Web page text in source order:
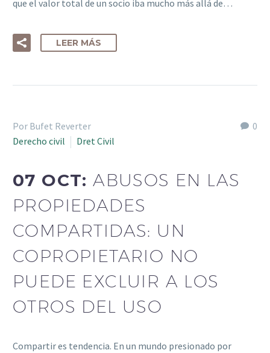
que el valor total de un socio iba mucho más allá de…
LEER MÁS
0
Por Bufet Reverter
Derecho civil
Dret Civil
07 OCT:ABUSOS EN LAS
PROPIEDADES
COMPARTIDAS: UN
COPROPIETARIO NO
PUEDE EXCLUIR A LOS
OTROS DEL USO
Compartir es tendencia. En un mundo presionado por